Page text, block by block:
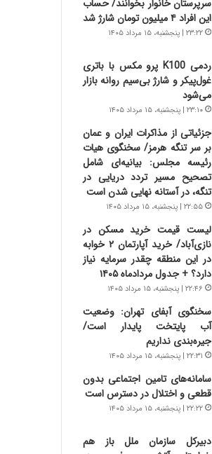
ه
ج
ز
ی
ن
ن
،
ن
ت
و
ا
ن
س
ه
د
ر
ق
ا
ب
ل
چ
ن
ی
ن
د
سرپرستان خانوار بخوانند/ حساب
این افراد ۴ میلیون تومان شارژ شد
۲۳:۲۲ | پنجشنبه، ۱۵ مرداد ۱۴۰۵
ردمی K100 پرو مکس با باتری
غول‌پیکر و شارژ بی‌سیم روانه بازار
می‌شود
۲۳:۱۰ | پنجشنبه، ۱۵ مرداد ۱۴۰۵
جزئیاتی از مذاکرات ایران و عمان
بر سر تنگه هرمز/ سخنگوی هیات
رئیسه مجلس: بیانیه‌ای شامل
تصحیح مسیر تردد دریایی در
تنگه، در آستانه نهایی شدن است
۲۲:۵۵ | پنجشنبه، ۱۵ مرداد ۱۴۰۵
لیست قیمت خرید مسکن در
نازی‌آباد/ خرید آپارتمان ۲ خوابه
در این منطقه چقدر سرمایه نیاز
دارد؟ + جدول مردادماه ۱۴۰۵
۲۲:۴۶ | پنجشنبه، ۱۵ مرداد ۱۴۰۵
سخنگوی آبفای تهران: وضعیت
آب پایتخت پایدار است/
جیره‌بندی نداریم
۲۲:۳۱ | پنجشنبه، ۱۵ مرداد ۱۴۰۵
سامانه‌های تامین اجتماعی بدون
قطعی و اختلال در دسترس است
۲۲:۲۲ | پنجشنبه، ۱۵ مرداد ۱۴۰۵
دبیرکل سازمان ملل باز هم